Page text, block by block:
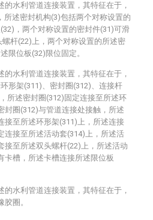
的水利管道连接装置，其特征在于，
所述密封机构(3)包括两个对称设置的
，两个对称设置的密封件(31)可滑
杆(22)上，两个对称设置的所述密
限位板(32)限位固定。
的水利管道连接装置，其特征在于，
形架(311)、密封圈(312)、连接杆
所述密封圈(312)固定连接至所述环
封圈(312)与管道连接处接触，所述
接至所述环形架(311)上，所述连接
连接至所述活动套(314)上，所述活
接至所述双头螺杆(22)上，所述活动
卡槽，所述卡槽连接所述限位板
的水利管道连接装置，其特征在于，
圈。